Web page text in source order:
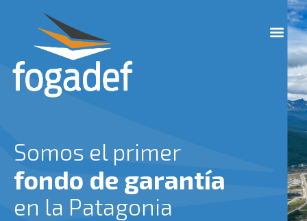
M
e
Somos el primer
fondo de garantía
en la Patagonia